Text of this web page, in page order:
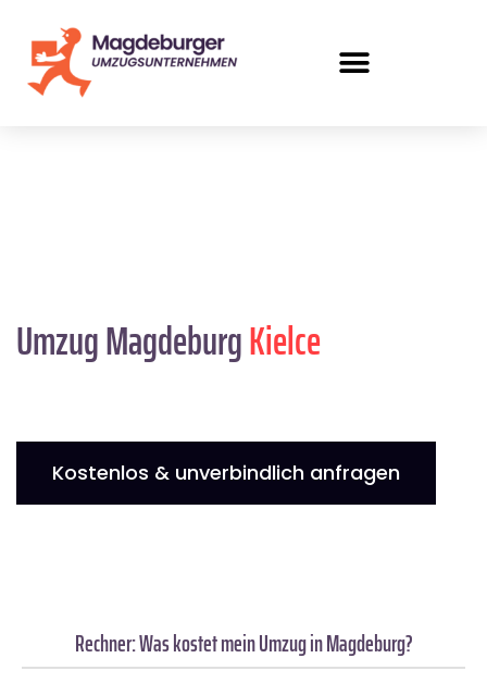
Umzug MagdeburgKielce
Kostenlos & unverbindlich anfragen
Rechner: Was kostet mein Umzug in Magdeburg?